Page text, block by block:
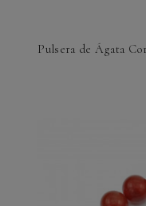
Pulsera de Ágata